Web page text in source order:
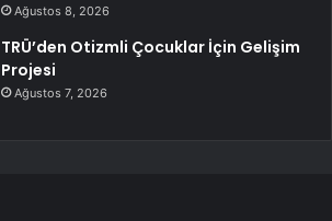
Ağustos 8, 2026
TRÜ’den Otizmli Çocuklar İçin Gelişim
Projesi
Ağustos 7, 2026